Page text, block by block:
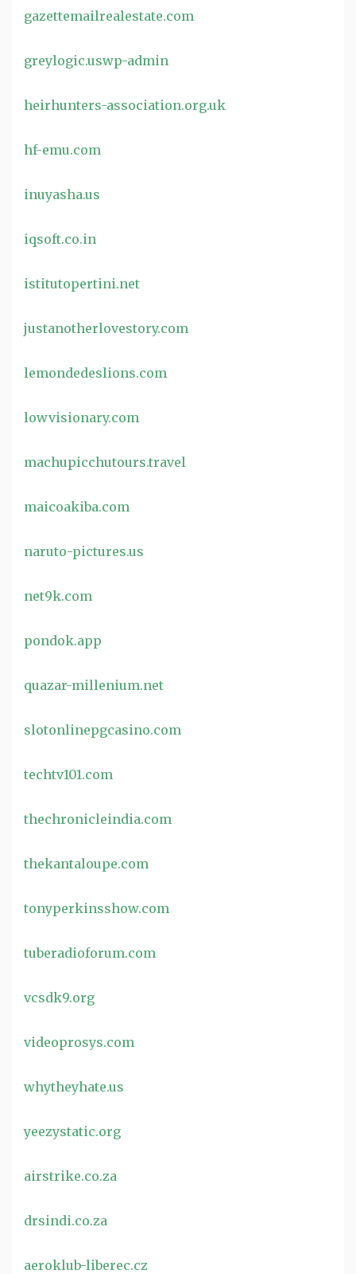
gazettemailrealestate.com
greylogic.uswp-admin
heirhunters-association.org.uk
hf-emu.com
inuyasha.us
iqsoft.co.in
istitutopertini.net
justanotherlovestory.com
lemondedeslions.com
lowvisionary.com
machupicchutours.travel
maicoakiba.com
naruto-pictures.us
net9k.com
pondok.app
quazar-millenium.net
slotonlinepgcasino.com
techtv101.com
thechronicleindia.com
thekantaloupe.com
tonyperkinsshow.com
tuberadioforum.com
vcsdk9.org
videoprosys.com
whytheyhate.us
yeezystatic.org
airstrike.co.za
drsindi.co.za
aeroklub-liberec.cz